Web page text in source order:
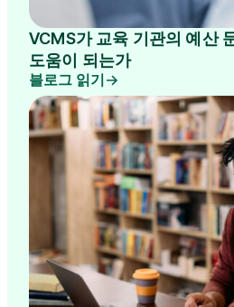
VCMS가 교육 기관의 예산
도움이 되는가
블로그 읽기